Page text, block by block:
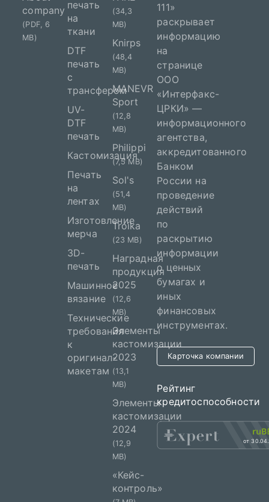
company
(PDF, 6
MB)
печать
на
ткани
DTF
печать
с
трансфером
UV-
DTF
печать
Кастомизация
Печать
на
лентах
Изготовление
мерча
3D-
печать
Машинное
вязание
Технические
требования
к
оригинал-
макетам
(34,3
MB)
Knirps
(48,4
MB)
MANEVR
Sport
(12,8
MB)
Philippi
(7,5 MB)
Sol's
(51,4
MB)
Troika
(23 MB)
Наградная
продукция
2025
(12,6
MB)
Элементы
кастомизации
2023
(13,1
MB)
Элементы
кастомизации
2024
(12,9
MB)
«Кейс-
контроль»
111»
раскрывает
информацию
на
странице
ООО
«Интерфакс-
ЦРКИ» —
информационного
агентства,
аккредитованного
Банком
России на
проведение
действий
по
раскрытию
информации
о ценных
бумагах и
иных
финансовых
инструментах.
Карточка компании
Рейтинг
кредитоспособности
от